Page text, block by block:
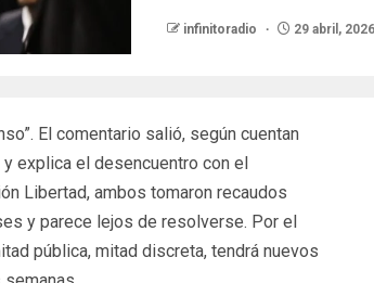
infinitoradio 29 abril, 2026
El comentario salió, según cuentan
explica el desencuentro con el
Libertad, ambos tomaron recaudos
y parece lejos de resolverse. Por el
pública, mitad discreta, tendrá nuevos